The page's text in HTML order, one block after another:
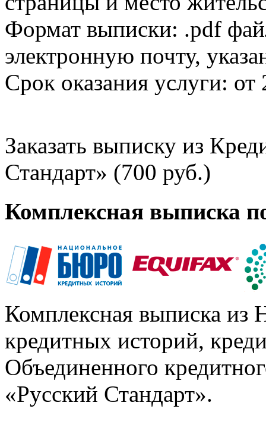
Формат выписки: .pdf
электронную почту,
Срок оказания услуги: от
Заказать выписку из
Стандарт» (700 руб.)
Комплексная выписка
Комплексная выписка из
кредитных историй,
Объединенного
«Русский Стандарт».